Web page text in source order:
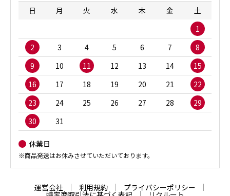
日
月 火 水 木 金
土
1
2
3 4 5 6 7
8
9
10 11 12 13 14
15
16
17 18 19 20 21
22
23
24 25 26 27 28
29
30
31
休業日
※商品発送はお休みさせていただいております。
運営会社 利用規約 プライバシーポリシー